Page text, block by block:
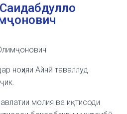
ноҳияи Айнӣ таваллуд
молия ва иқтисоди